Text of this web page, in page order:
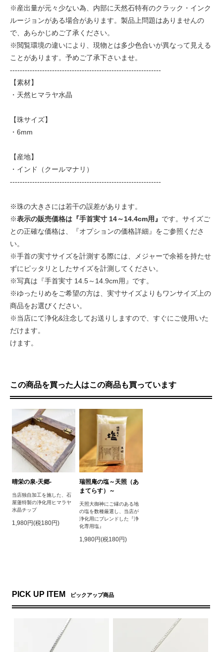
※産出量が元々少ない為、内部に天然石特有のクラック・インク
ルージョンがある場合があります。製品上問題はありませんの
で、あらかじめご了承ください。
※閲覧環境の違いにより、現物とは多少色合いが異なって見える
ことがあります。予めご了承下さいませ。
-------------------------------------------------------------
【素材】
・天然ヒマラヤ水晶
【珠サイズ】
・6mm
【産地】
・インド（クールマナリ）
-------------------------------------------------------------
※珠の大きさには若干の誤差があります。
※表示の販売価格は『手首実寸 14～14.4cm用』 です。サイズご
との正確な価格は、『オプションの価格詳細』をご参照くださ
い。
※手首の実寸サイズを計測する際には、メジャーで余裕を持たせ
ずにピッタリとしたサイズを計測してください。
※写真は『手首実寸 14.5～14.9cm用』です。
※ゆったりめをご希望の方は、実寸サイズよりもワンサイズ上の
商品をお選びください。
※当店にて浄化&注念してお送りしますので、すぐにご使用いた
だけます。
けます。
この商品を買った人はこの商品も買っています
晴栄の泉‐天郷‐
当店独自加工を施した、石
屋蓮特製の浄化用ヒマラヤ
水晶チップ
1,980円(税180円)
瑞照庵の塩～天照（あ
まてらす）～
天照大御神にご縁のある地
の塩を数種厳選し、当店が
浄化用にブレンドした『浄
化専用塩』
1,980円(税180円)
PICK UP ITEM ピックアップ商品